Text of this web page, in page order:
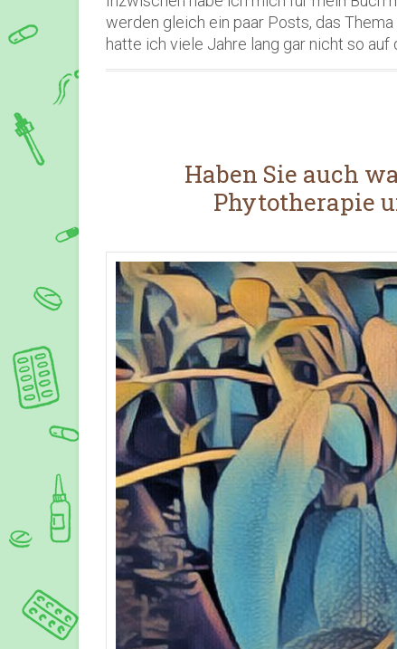
werden gleich ein paar Posts, das
hatte ich viele Jahre lang gar nicht so auf
Haben Sie auch
Phytotherapie